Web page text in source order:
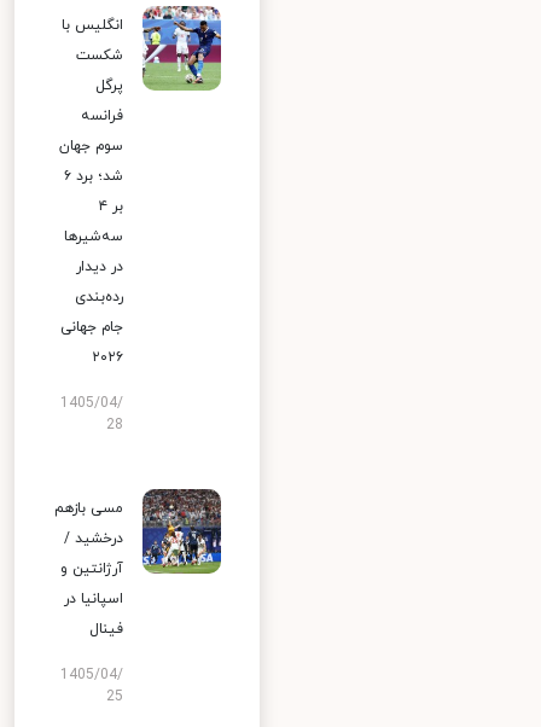
انگلیس با
شکست
پرگل
فرانسه
سوم جهان
شد؛ برد ۶
بر ۴
سه‌شیرها
در دیدار
رده‌بندی
جام جهانی
۲۰۲۶
1405/04/
28
مسی بازهم
درخشید /
آرژانتین و
اسپانیا در
فینال
1405/04/
25